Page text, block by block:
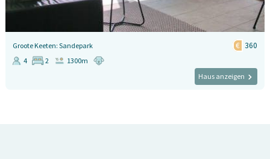
Groote Keeten: Sandepark 360
4 2
1300m
Haus anzeigen